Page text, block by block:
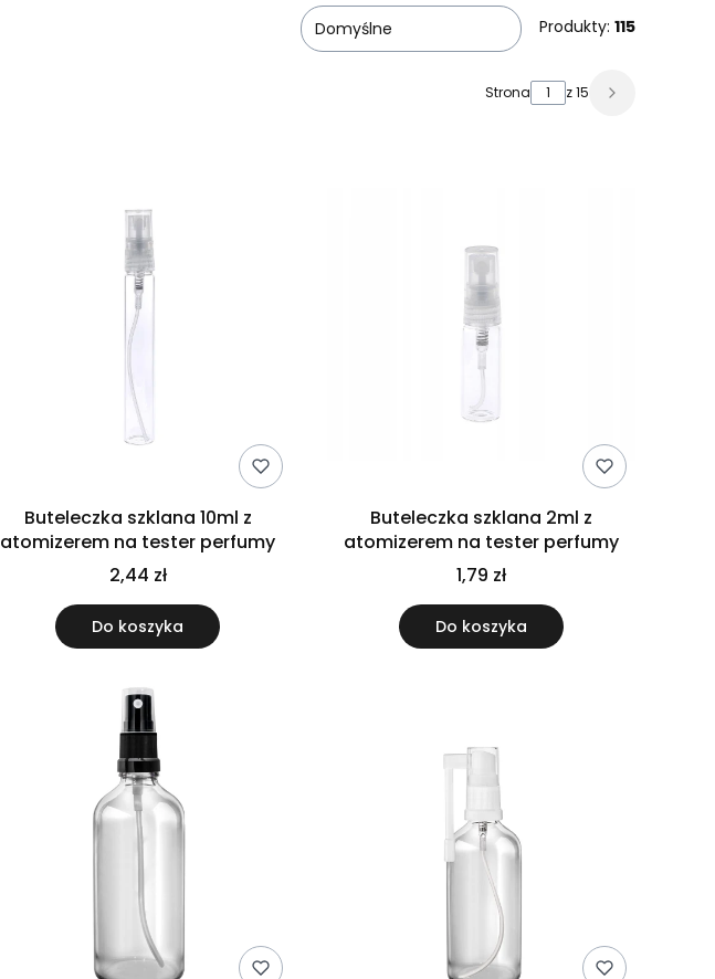
Domyślne Produkty: 115
Strona z 15
Buteleczka szklana 10ml z
atomizerem na tester perfumy
2,44 zł
Do koszyka
Buteleczka szklana 2ml z
atomizerem na tester perfumy
1,79 zł
Do koszyka